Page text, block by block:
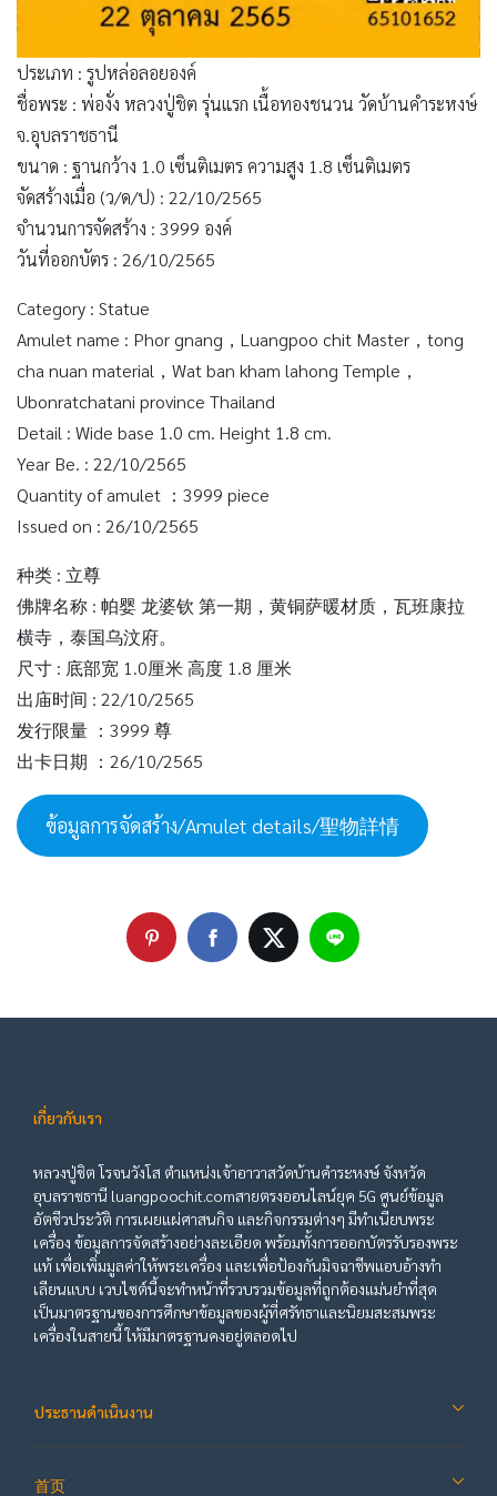
ประเภท : รูปหล่อลอยองค์
ชื่อพระ : พ่องั่ง หลวงปู่ชิต รุ่นแรก เนื้อทองชนวน วัดบ้านคำระหงษ์
จ.อุบลราชธานี
ขนาด : ฐานกว้าง 1.0 เซ็นติเมตร ความสูง 1.8 เซ็นติเมตร
จัดสร้างเมื่อ (ว/ด/ป) : 22/10/2565
จำนวนการจัดสร้าง : 3999 องค์
วันที่ออกบัตร : 26/10/2565
Category : Statue
Amulet name : Phor gnang，Luangpoo chit Master，tong
cha nuan material，Wat ban kham lahong Temple，
Ubonratchatani province Thailand
Detail : Wide base 1.0 cm. Height 1.8 cm.
Year Be. : 22/10/2565
Quantity of amulet ：3999 piece
Issued on : 26/10/2565
种类 : 立尊
佛牌名称 : 帕婴 龙婆钦 第一期，黄铜萨暖材质，瓦班康拉
横寺，泰国乌汶府。
尺寸 : 底部宽 1.0厘米 高度 1.8 厘米
出庙时间 : 22/10/2565
发行限量 ：3999 尊
出卡日期 ：26/10/2565
ข้อมูลการจัดสร้าง/Amulet details/聖物詳情
เกี่ยวกับเรา
หลวงปู่ชิต โรจนวังโส ตำแหน่งเจ้าอาวาสวัดบ้านคำระหงษ์ จังหวัด
อุบลราชธานี luangpoochit.comสายตรงออนไลน์ยุค 5G ศูนย์ข้อมูล
อัตชีวประวัติ การเผยแผ่ศาสนกิจ และกิจกรรมต่างๆ มีทำเนียบพระ
เครื่อง ข้อมูลการจัดสร้างอย่างละเอียด พร้อมทั้งการออกบัตรรับรองพระ
แท้ เพื่อเพิ่มมูลค่าให้พระเครื่อง และเพื่อป้องกันมิจฉาชีพแอบอ้างทำ
เลียนแบบ เวบไซต์นี้จะทำหน้าที่รวบรวมข้อมูลที่ถูกต้องแม่นยำที่สุด
เป็นมาตรฐานของการศึกษาข้อมูลของผู้ที่ศรัทธาและนิยมสะสมพระ
เครื่องในสายนี้ ให้มีมาตรฐานคงอยู่ตลอดไป
ประธานดำเนินงาน
首页